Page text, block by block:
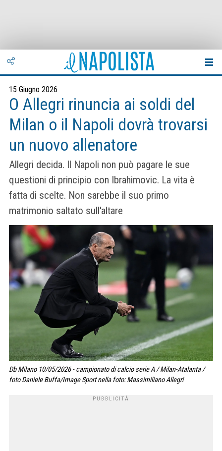
15 Giugno 2026
O Allegri rinuncia ai soldi del
Milan o il Napoli dovrà trovarsi
un nuovo allenatore
Allegri decida. Il Napoli non può pagare le sue
questioni di principio con Ibrahimovic. La vita è
fatta di scelte. Non sarebbe il suo primo
matrimonio saltato sull'altare
Db Milano 10/05/2026 - campionato di calcio serie A / Milan-Atalanta /
foto Daniele Buffa/Image Sport nella foto: Massimiliano Allegri